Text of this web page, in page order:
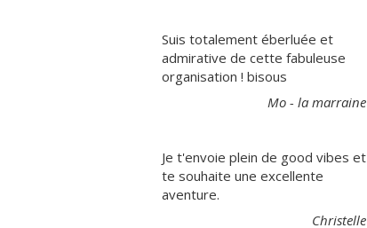
Suis totalement éberluée et
admirative de cette fabuleuse
organisation ! bisous
Mo - la marraine
Je t'envoie plein de good vibes et
te souhaite une excellente
aventure.
Christelle